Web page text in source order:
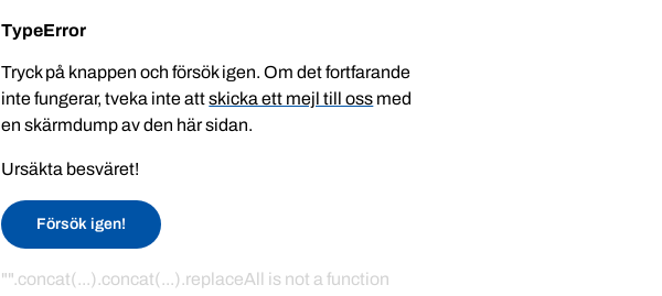
TypeError
Tryck på knappen och försök igen. Om det fortfarande
inte fungerar, tveka inte attskicka ett mejl till oss med
en skärmdump av den här sidan.
Ursäkta besväret!
Försök igen!
"".concat(...).concat(...).replaceAll is not a function